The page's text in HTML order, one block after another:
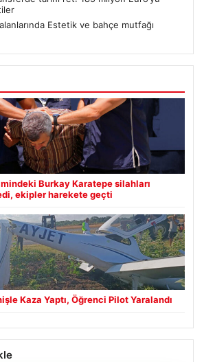
Estetik ve bahçe mutfağı
Burkay Karatepe silahları
ekipler harekete geçti
Kaza Yaptı, Öğrenci Pilot Yaralandı